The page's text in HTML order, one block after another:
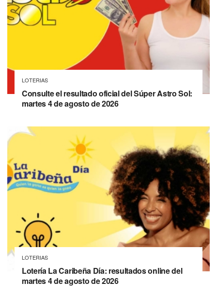
LOTERIAS
Consulte el resultado oficial del Súper Astro Sol:
martes 4 de agosto de 2026
LOTERIAS
Lotería La Caribeña Día: resultados online del
martes 4 de agosto de 2026